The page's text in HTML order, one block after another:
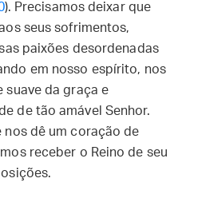
). Precisamos deixar que
seus sofrimentos,
paixões desordenadas
em nosso espírito, nos
suave da graça e
de tão amável Senhor.
nos dê um coração de
receber o Reino de seu